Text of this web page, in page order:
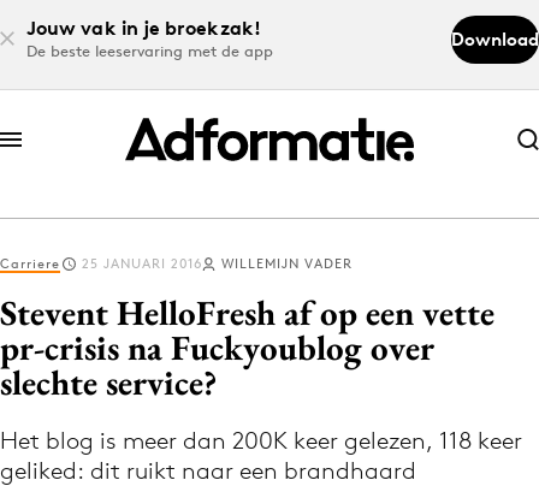
Jouw vak in je broekzak!
De beste leeservaring met de app
Download
Abonneer nu
Abonneer nu
Log in
Download de app
Volg het laatste nieuws via de Adformatie
Nieuws app
Carriere 25 JANUARI 2016 WILLEMIJN VADER
Stevent HelloFresh af op een vette
pr-crisis na Fuckyoublog over
slechte service?
Het blog is meer dan 200K keer gelezen, 118 keer
geliked: dit ruikt naar een brandhaard